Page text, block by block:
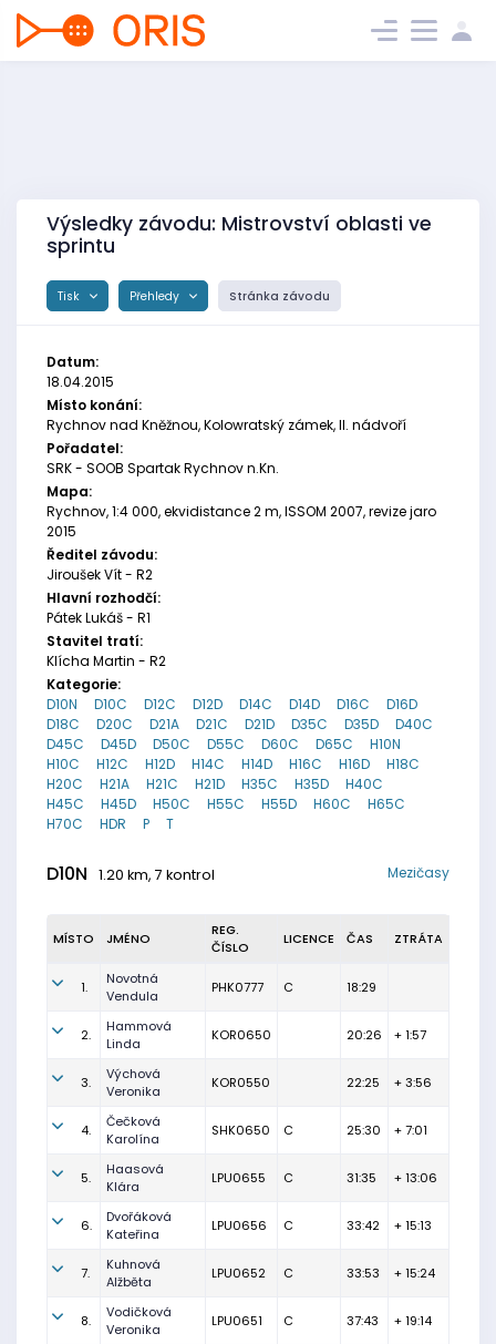
Výsledky závodu: Mistrovství oblasti ve
sprintu
Tisk Přehledy Stránka závodu
Datum:
18.04.2015
Místo konání:
Rychnov nad Kněžnou, Kolowratský zámek, II. nádvoří
Pořadatel:
SRK - SOOB Spartak Rychnov n.Kn.
Mapa:
Rychnov, 1:4 000, ekvidistance 2 m, ISSOM 2007, revize jaro
2015
Ředitel závodu:
Jiroušek Vít - R2
Hlavní rozhodčí:
Pátek Lukáš - R1
Stavitel tratí:
Klícha Martin - R2
Kategorie:
D10N
D10C D12C D12D D14C D14D D16C
D16D
D18C
D20C D21A D21C D21D D35C D35D
D40C
D45C
D45D D50C D55C D60C D65C
H10N
H10C
H12C H12D H14C H14D H16C H16D
H18C
H20C
H21A H21C H21D H35C H35D
H40C
H45C
H45D H50C H55C H55D H60C
H65C
H70C
HDR P T
D10N 1.20 km, 7 kontrol Mezičasy
MÍSTO JMÉNO
REG.
ČÍSLO
LICENCE ČAS ZTRÁTA
1.
Novotná
Vendula
PHK0777 C 18:29
2.
Hammová
Linda
KOR0650 20:26 + 1:57
3.
Výchová
Veronika
KOR0550 22:25 + 3:56
4.
Čečková
Karolína
SHK0650 C 25:30 + 7:01
5.
Haasová
Klára
LPU0655 C 31:35 + 13:06
6.
Dvořáková
Kateřina
LPU0656 C 33:42 + 15:13
7.
Kuhnová
Alžběta
LPU0652 C 33:53 + 15:24
8.
Vodičková
Veronika
LPU0651 C 37:43 + 19:14